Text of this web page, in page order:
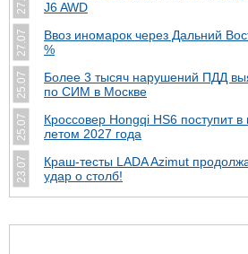
J6 AWD
27.07
Ввоз иномарок через Дальний
%
25.07
Более 3 тысяч нарушений ПДД
по СИМ в Москве
25.07
Кроссовер Hongqi HS6 поступит
летом 2027 года
23.07
Краш-тесты LADA Azimut
удар о столб!